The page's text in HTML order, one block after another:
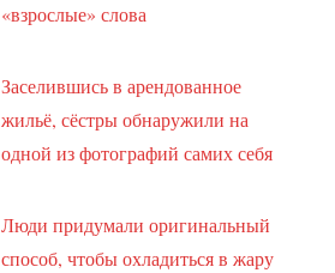
«взрослые» слова
Заселившись в арендованное
жильё, сёстры обнаружили на
одной из фотографий самих себя
Люди придумали оригинальный
способ, чтобы охладиться в жару